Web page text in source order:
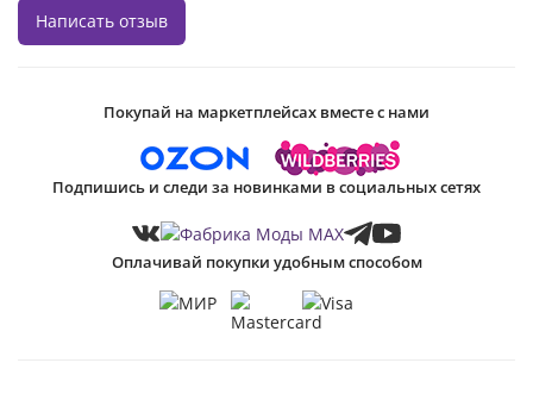
Написать отзыв
Покупай на маркетплейсах вместе с нами
Подпишись и следи за новинками в социальных сетях
Оплачивай покупки удобным способом